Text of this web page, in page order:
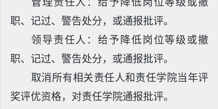
职、记过、警告处分，或通报批评。
领导责任人：给予降低岗位等级或撤
职、记过、警告处分，或通报批评。
取消所有相关责任人和责任学院当年评
奖评优资格，对责任学院通报批评。